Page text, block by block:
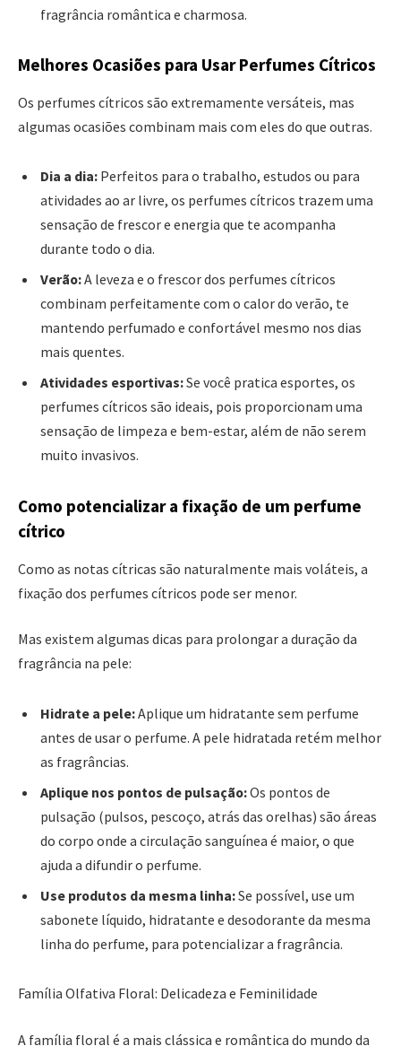
fragrância romântica e charmosa.
Melhores Ocasiões para Usar Perfumes Cítricos
Os perfumes cítricos são extremamente versáteis, mas
algumas ocasiões combinam mais com eles do que outras.
Dia a dia: Perfeitos para o trabalho, estudos ou para
atividades ao ar livre, os perfumes cítricos trazem uma
sensação de frescor e energia que te acompanha
durante todo o dia.
Verão:A leveza e o frescor dos perfumes cítricos
combinam perfeitamente com o calor do verão, te
mantendo perfumado e confortável mesmo nos dias
mais quentes.
Atividades esportivas:Se você pratica esportes, os
perfumes cítricos são ideais, pois proporcionam uma
sensação de limpeza e bem-estar, além de não serem
muito invasivos.
Como potencializar a fixação de um perfume
cítrico
Como as notas cítricas são naturalmente mais voláteis, a
fixação dos perfumes cítricos pode ser menor.
Mas existem algumas dicas para prolongar a duração da
fragrância na pele:
Hidrate a pele:Aplique um hidratante sem perfume
antes de usar o perfume. A pele hidratada retém melhor
as fragrâncias.
Aplique nos pontos de pulsação:Os pontos de
pulsação (pulsos, pescoço, atrás das orelhas) são áreas
do corpo onde a circulação sanguínea é maior, o que
ajuda a difundir o perfume.
Use produtos da mesma linha:Se possível, use um
sabonete líquido, hidratante e desodorante da mesma
linha do perfume, para potencializar a fragrância.
Família Olfativa Floral: Delicadeza e Feminilidade
A família floral é a mais clássica e romântica do mundo da